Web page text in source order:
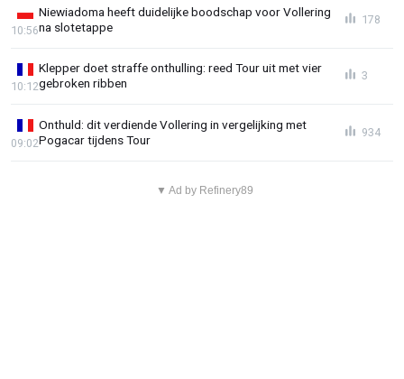
Niewiadoma heeft duidelijke boodschap voor Vollering
na slotetappe
10:56
178
Klepper doet straffe onthulling: reed Tour uit met vier
gebroken ribben
10:12
3
Onthuld: dit verdiende Vollering in vergelijking met
Pogacar tijdens Tour
09:02
934
▼ Ad by Refinery89